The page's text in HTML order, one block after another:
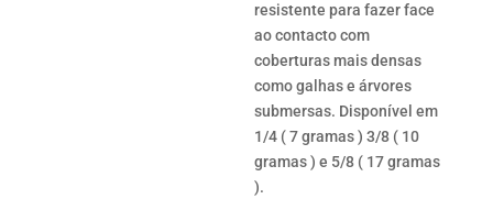
resistente para fazer face
ao contacto com
coberturas mais densas
como galhas e árvores
submersas. Disponível em
1/4 ( 7 gramas ) 3/8 ( 10
gramas ) e 5/8 ( 17 gramas
).